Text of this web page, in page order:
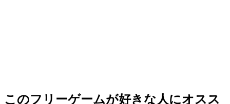
このフリーゲームが好きな人にオスス